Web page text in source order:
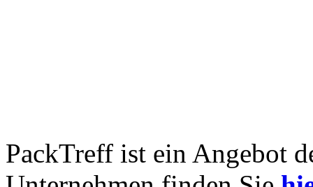
PackTreff ist ein Angebot